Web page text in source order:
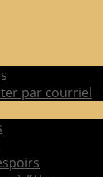
par courriel